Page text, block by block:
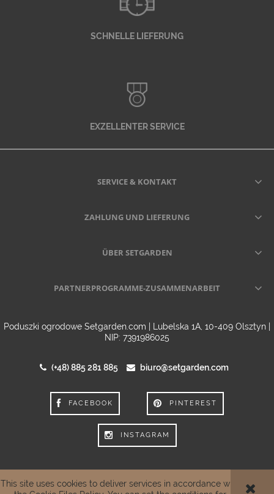
This site uses cookies to deliver services in accordance with
SCHNELLE LIEFERUNG
EXZELLENTER SERVICE
SERVICE & KONTAKT
ZAHLUNG UND LIEFERUNG
ÜBER SETGARDEN
PARTNERPROGRAMME-ZUSAMMENARBEIT
Poduszki ogrodowe Setgarden.com | Lubelska 1A, 10-409 Olsztyn |
NIP: 7391986025
(+48) 885 281 885 biuro@setgarden.com
FACEBOOK PINTEREST
INSTAGRAM
VIEW FULL VERSION OF THE SITE